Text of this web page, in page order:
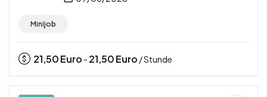
Minijob
21,50Euro - 21,50Euro / Stunde